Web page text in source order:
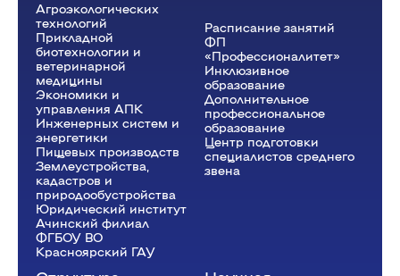
Агроэкологических
технологий
Прикладной
биотехнологии и
ветеринарной
медицины
Экономики и
управления АПК
Инженерных систем и
энергетики
Пищевых производств
Землеустройства,
кадастров и
природообустройства
Юридический институт
Ачинский филиал
ФГБОУ ВО
Красноярский ГАУ
Расписание занятий
ФП
«Профессионалитет»
Инклюзивное
образование
Дополнительное
профессиональное
образование
Центр подготовки
специалистов среднего
звена